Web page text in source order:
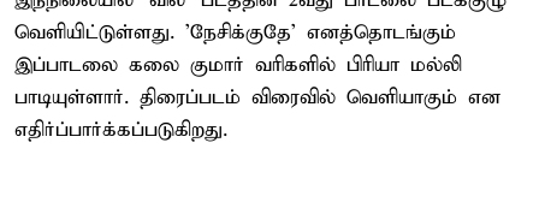
வெளியிட்டுள்ளது. 'நேசிக்குதே' எனத்தொடங்கும்
இப்பாடலை கலை குமார் வரிகளில் பிரியா மல்லி
பாடியுள்ளார். திரைப்படம் விரைவில் வெளியாகும் என
எதிர்ப்பார்க்கப்படுகிறது.